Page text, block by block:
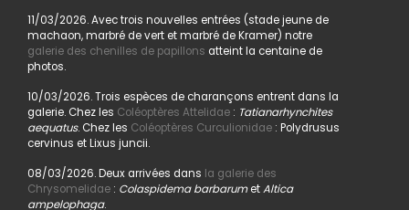
11/03/2026. Avec trois nouvelles entrées (stade jeune de
machaon, marbré de vert et marbré de Kramer) notre
galerie des chenilles de papillons atteint la centaine de
photos.
10/03/2026. Trois espèces de charançons entrent dans la
galerie. Chez les Coléoptères Attelidae: Tatianarhynchites
aequatus. Chez les Coléoptères Curculionidae: Polydrusus
cervinus et Lixus juncii.
08/03/2026. Deux arrivées dans la galerie des
Chrysomelidae: Colaspidema barbarumetAltica
ampelophaga.